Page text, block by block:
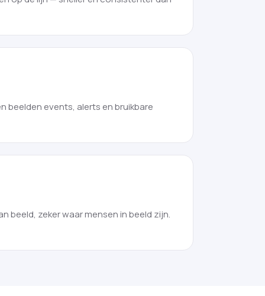
beelden events, alerts en bruikbare
beeld, zeker waar mensen in beeld zijn.